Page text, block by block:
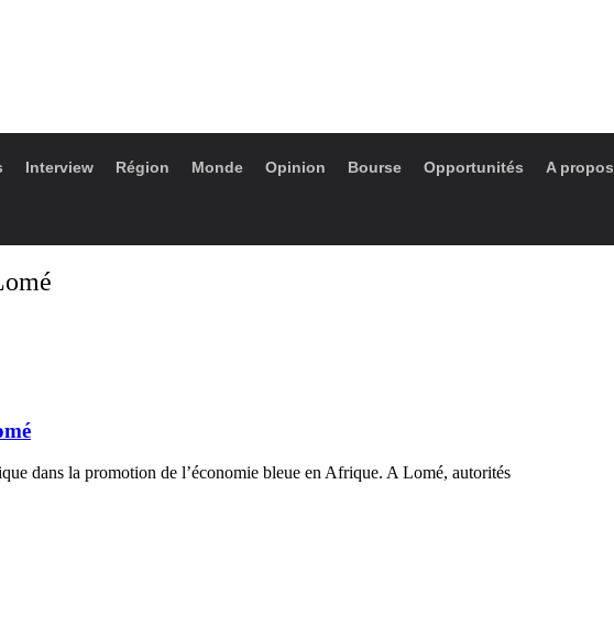
Interview Région Monde Opinion Bourse Opportunités A propos
dans la promotion de l’économie bleue en Afrique. A Lomé, autorités